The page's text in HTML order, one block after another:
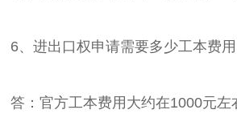
6、进出口权申请需要多少工本费用
答：官方工本费用大约在1000元左